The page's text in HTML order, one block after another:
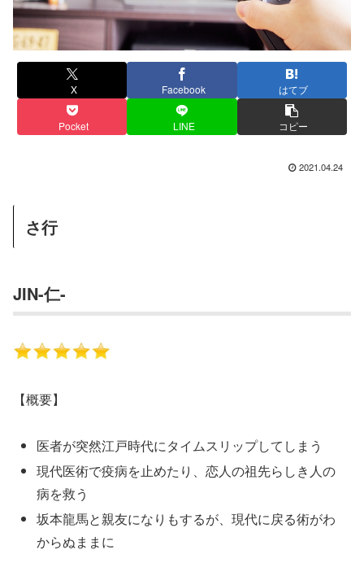
X Facebook はてブ
Pocket LINE コピー
2021.04.24
さ行
JIN-仁-
【概要】
医者が突然江戸時代にタイムスリップしてしまう
現代医術で疫病を止めたり、恋人の祖先らしき人の
病を救う
坂本龍馬と親友になりもするが、現代に戻る術がわ
からぬままに